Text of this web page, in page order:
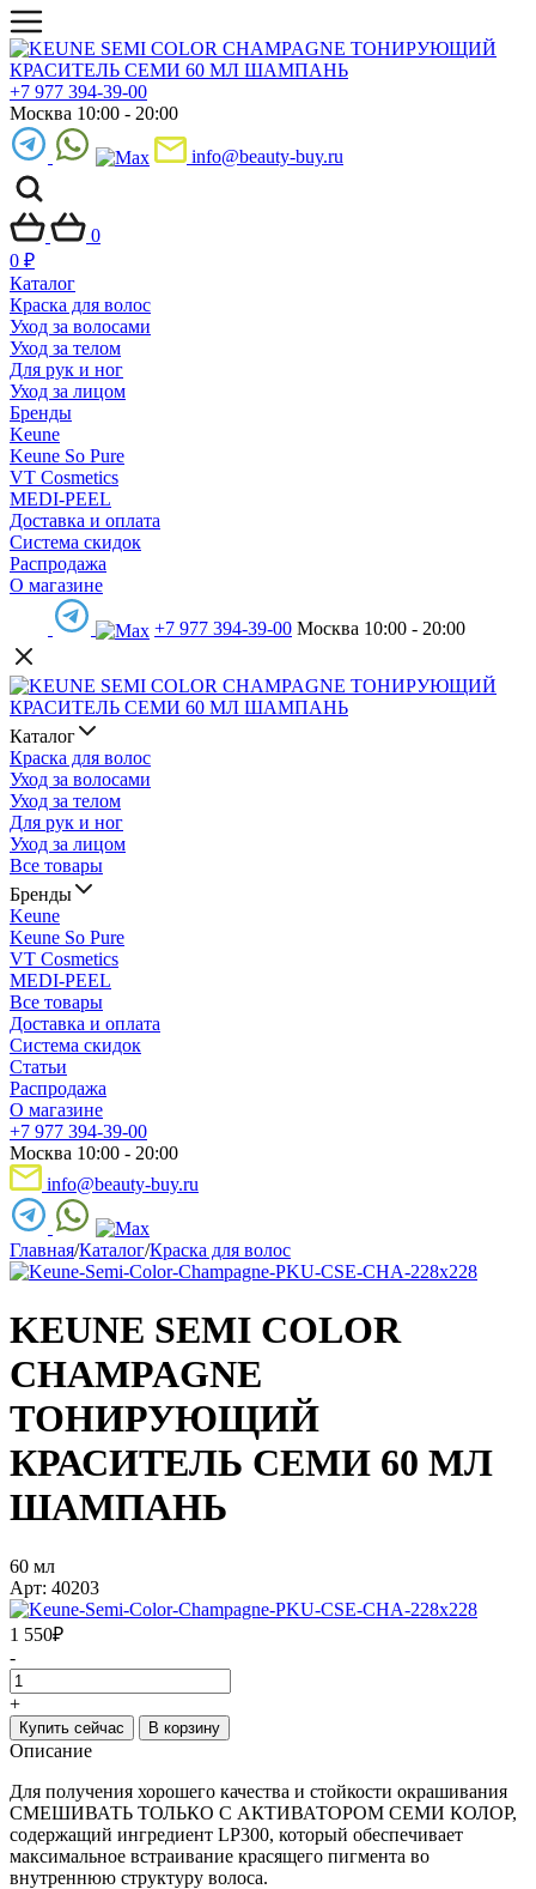
+7 977 394-39-00
Москва 10:00 - 20:00
info@beauty-buy.ru
0
0 ₽
Каталог
Краска для волос
Уход за волосами
Уход за телом
Для рук и ног
Уход за лицом
Бренды
Keune
Keune So Pure
VT Cosmetics
MEDI-PEEL
Доставка и оплата
Система скидок
Распродажа
О магазине
+7 977 394-39-00 Москва 10:00 - 20:00
Каталог
Краска для волос
Уход за волосами
Уход за телом
Для рук и ног
Уход за лицом
Все товары
Бренды
Keune
Keune So Pure
VT Cosmetics
MEDI-PEEL
Все товары
Доставка и оплата
Система скидок
Статьи
Распродажа
О магазине
+7 977 394-39-00
Москва 10:00 - 20:00
info@beauty-buy.ru
Главная/Каталог/Краска для волос
KEUNE SEMI COLOR
CHAMPAGNE
ТОНИРУЮЩИЙ
КРАСИТЕЛЬ СЕМИ 60 МЛ
ШАМПАНЬ
60 мл
Арт: 40203
1 550₽
-
+
Купить сейчас В корзину
Описание
Для получения хорошего качества и стойкости окрашивания
СМЕШИВАТЬ ТОЛЬКО С АКТИВАТОРОМ СЕМИ КОЛОР,
содержащий ингредиент LP300, который обеспечивает
максимальное встраивание красящего пигмента во
внутреннюю структуру волоса.